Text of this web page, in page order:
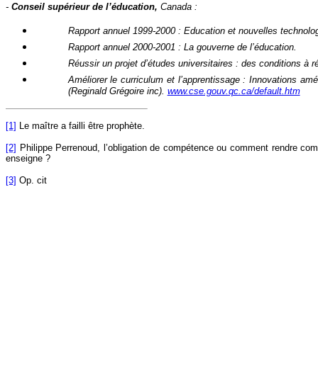
- Conseil supérieur de l’éducation, Canada :
Rapport annuel 1999-2000 : Education et nouvelles
Rapport annuel 2000-2001 : La gouverne de l’éducation.
Réussir un projet d’études universitaires : des conditions à
Améliorer le curriculum et l’apprentissage : Innovations
(Reginald Grégoire inc). www.cse.gouv.qc.ca/default.htm
[1] Le maître a failli être prophète.
[2] Philippe Perrenoud, l’obligation de compétence ou comment rendre
enseigne ?
[3] Op. cit